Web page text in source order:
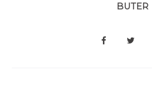
BUTER
SHARE